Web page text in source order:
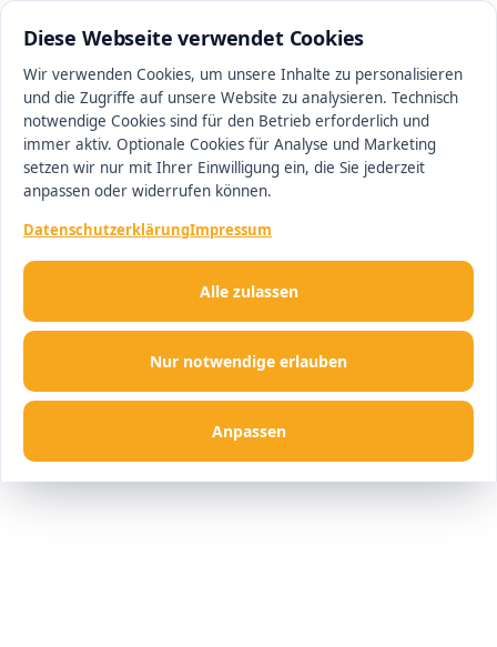
Diese Webseite verwendet Cookies
Wir verwenden Cookies, um unsere Inhalte zu personalisieren
und die Zugriffe auf unsere Website zu analysieren. Technisch
notwendige Cookies sind für den Betrieb erforderlich und
immer aktiv. Optionale Cookies für Analyse und Marketing
setzen wir nur mit Ihrer Einwilligung ein, die Sie jederzeit
anpassen oder widerrufen können.
DatenschutzerklärungImpressum
Nur notwendige erlauben
Anpassen
Alle zulassen